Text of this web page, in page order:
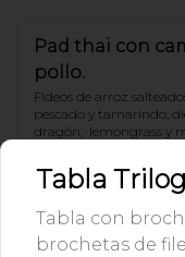
Pad thai con
pollo.
Fideos de arroz
pescado y tamarindo,
dragón,  lemongrass y
$14.900
Pad thai con
Tabla
Tabla con
brochetas de